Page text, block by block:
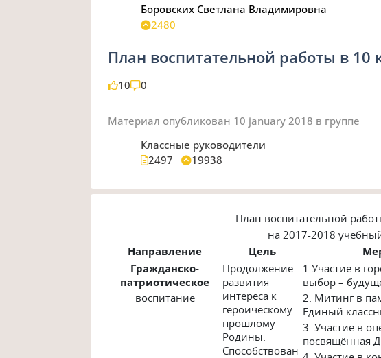
Боровских Светлана Владимировна
2480
План воспитательной работы в 10
10 0
Материал опубликован 10 january 2018 в группе
Классные руководители
2497
19938
План воспитательной
на 2017-2018
Направление
Цель
Гражданско-
патриотическое
воспитание
Продолжение
развития
интереса к
героическому
прошлому
Родины.
Способствован
1.Участие в
выбор –
2. Митинг в
Единый
3. Участие в
посвящённая